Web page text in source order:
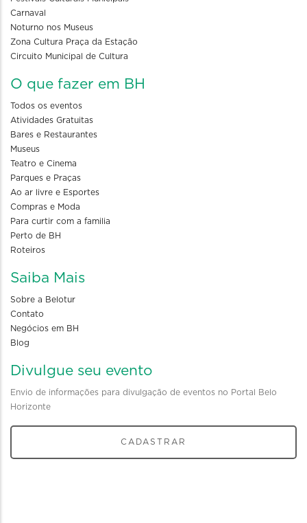
Carnaval
Noturno nos Museus
Zona Cultura Praça da Estação
Circuito Municipal de Cultura
O que fazer em BH
Todos os eventos
Atividades Gratuitas
Bares e Restaurantes
Museus
Teatro e Cinema
Parques e Praças
Ao ar livre e Esportes
Compras e Moda
Para curtir com a familia
Perto de BH
Roteiros
Saiba Mais
Sobre a Belotur
Contato
Negócios em BH
Blog
Divulgue seu evento
Envio de informações para divulgação de eventos no Portal Belo
Horizonte
CADASTRAR